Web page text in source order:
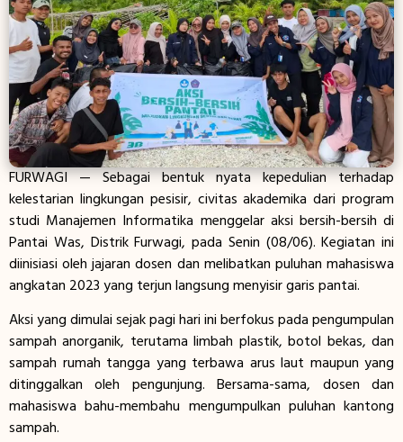
FURWAGI — Sebagai bentuk nyata kepedulian terhadap
kelestarian lingkungan pesisir, civitas akademika dari program
studi Manajemen Informatika menggelar aksi bersih-bersih di
Pantai Was, Distrik Furwagi, pada Senin (08/06). Kegiatan ini
diinisiasi oleh jajaran dosen dan melibatkan puluhan mahasiswa
angkatan 2023 yang terjun langsung menyisir garis pantai.
Aksi yang dimulai sejak pagi hari ini berfokus pada pengumpulan
sampah anorganik, terutama limbah plastik, botol bekas, dan
sampah rumah tangga yang terbawa arus laut maupun yang
ditinggalkan oleh pengunjung. Bersama-sama, dosen dan
mahasiswa bahu-membahu mengumpulkan puluhan kantong
sampah.